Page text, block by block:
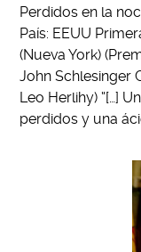
Perdidos en la
País: EEUU
(Nueva York)
John Schlesinger
Leo Herlihy) “[…]
perdidos y una